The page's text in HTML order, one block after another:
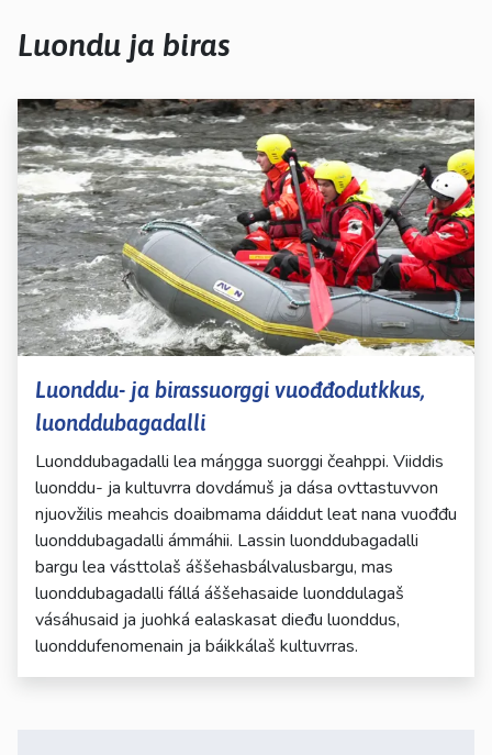
ja
pyyhkäisyliikkeitä.
Luondu ja biras
Luonddu- ja birassuorggi vuođđodutkkus,
luonddubagadalli
Luonddubagadalli lea máŋgga suorggi čeahppi. Viiddis
luonddu- ja kultuvrra dovdámuš ja dása ovttastuvvon
njuovžilis meahcis doaibmama dáiddut leat nana vuođđu
luonddubagadalli ámmáhii. Lassin luonddubagadalli
bargu lea vásttolaš áššehasbálvalusbargu, mas
luonddubagadalli fállá áššehasaide luonddulagaš
vásáhusaid ja juohká ealaskasat dieđu luonddus,
luonddufenomenain ja báikkálaš kultuvrras.